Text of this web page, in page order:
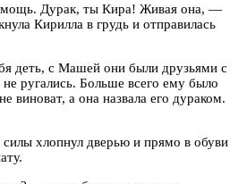
Дурак, ты Кира! Живая она, —
Кирилла в грудь и отправилась
деть, с Машей они были друзьями с
не ругались. Больше всего ему было
виноват, а она назвала его дураком.
хлопнул дверью и прямо в обуви